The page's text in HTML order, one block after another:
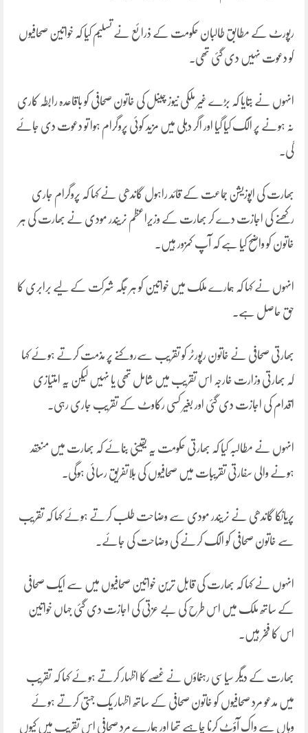
رپورٹ کے مطابق طالبان حکومت کے ذرائع نے تسلیم کیا کہ خواتین صحافیوں
کو دعوت نہیں دی گئی تھی۔
انہوں نے بتایا کہ بڑے غیر ملکی نیوز چینل کی خاتون صحافی کو باقاعدہ رابطہ کاری
نہ ہونے پر الگ کیا گیا اور اگر دہلی میں مزید کوئی پروگرام ہوا تو دعوت دی جائے
گی۔
بھارت کی اپوزیشن جماعت کے قائد راہول گاندھی نے کہا کہ پروگرام جاری
رکھنے کی اجازت دے کر بھارت کے وزیراعظم نریندر مودی نے بھارت کی ہر
خاتون کو واضح کیا ہے کہ آپ کمزور ہیں۔
انہوں نے کہا کہ ہمارے ملک میں خواتین کو ہر جگہ شرکت کے لیے برابری کا
حق حاصل ہے۔
بھارتی صحافی نے خاتون رپورٹر کو تقریب سےروکنے پر مذمت کرتے ہوئے کہا
کہ بھارتی وزارت خارجہ اس تقریب میں شامل تھی یا نہیں لیکن یہ امتیازی
اقدام کی اجازت دی گئی اور بغیر کسی رکاوٹ کے تقریب جاری رہی۔
انہوں نے مطالبہ کیا کہ بھارتی حکومت یہ یقینی بنائے کہ بھارت میں منعقد
ہونے والی سفارتی تقریبات میں صحافیوں کی بلاتفریق رسائی ہوگی۔
پریانکا گاندھی نے نریندر مودی سے وضاحت طلب کرتے ہوئے کہا کہ تقریب
سے خاتون صحافی کو الگ کرنے کی وضاحت کی جائے۔
انہوں نے کہا کہ بھارت کی قابل ترین خواتین صحافیوں میں سے ایک صحافی
کے ساتھ ملک میں اس طرح کی بے عزتی کی اجازت دی گئی جہاں خواتین
اس کا فخر ہیں۔
بھارت کے دیگر سیاسی رہنماؤں نے غصے کا اظہار کرتے ہوئے کہا کہ تقریب
میں مدعو مرد صحافیوں کو خاتون صحافی کے ساتھ اظہار یک جہتی کرتے ہوئے
وہاں سے واک آؤٹ کرنا چاہیے تھا اور ہمارے مرد صحافی اس تقریب میں کیوں